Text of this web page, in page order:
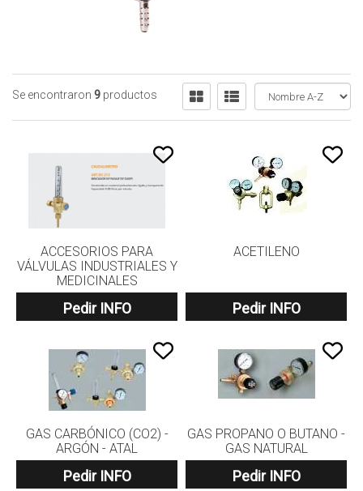
Se encontraron 9 productos
ACCESORIOS PARA
VÁLVULAS INDUSTRIALES Y
MEDICINALES
Pedir INFO
ACETILENO
Pedir INFO
GAS CARBÓNICO (CO2) -
ARGÓN - ATAL
Pedir INFO
GAS PROPANO O BUTANO -
GAS NATURAL
Pedir INFO